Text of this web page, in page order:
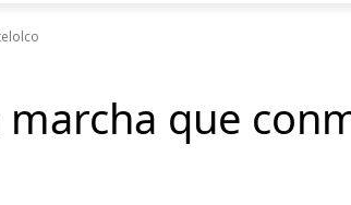
que